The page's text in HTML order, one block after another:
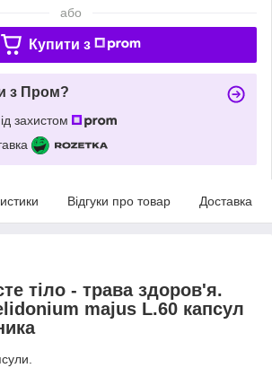
або
Купити з
з Пром?
захистом
Відгуки про товар Доставка
тіло - трава здоров'я.
majus L.60 капсул